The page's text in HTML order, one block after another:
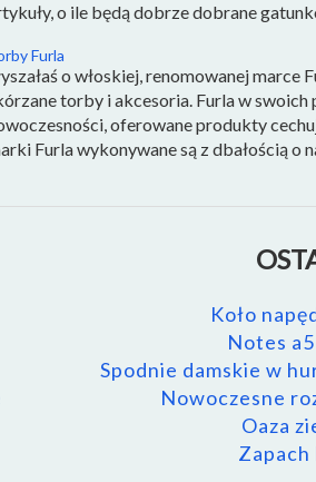
o ile będą dobrze dobrane
Furla
o włoskiej, renomowanej
torby i akcesoria. Furla w
oferowane produkty
Furla wykonywane są z dbałością o
Koło
Notes
Spodnie damskie w
Nowoczesne
Oaza